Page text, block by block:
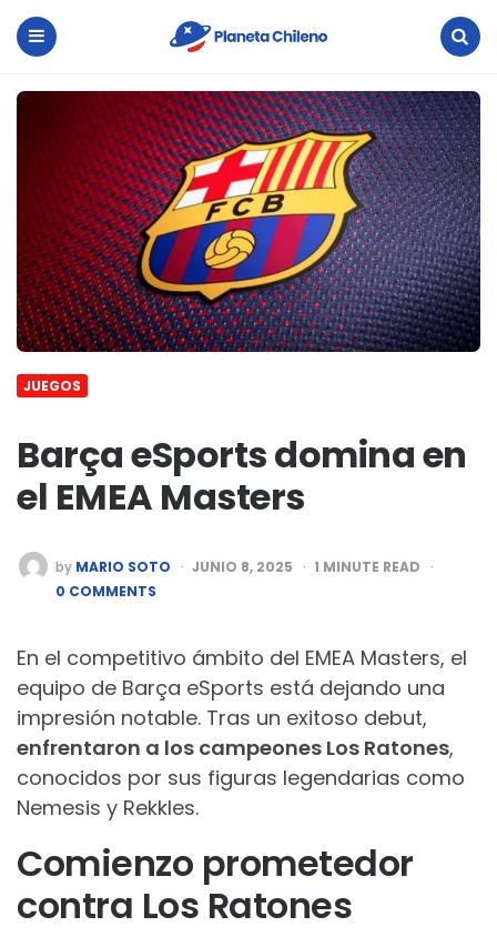
Planeta
Chileno
JUEGOS
Barça eSports domina en
el EMEA Masters
POSTED
BY
by MARIO SOTO JUNIO 8, 2025 1 MINUTE READ
0 COMMENTS
En el competitivo ámbito del EMEA Masters, el
equipo de Barça eSports está dejando una
impresión notable. Tras un exitoso debut,
enfrentaron a los campeones Los Ratones,
conocidos por sus figuras legendarias como
Nemesis y Rekkles.
Comienzo prometedor
contra Los Ratones